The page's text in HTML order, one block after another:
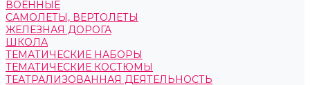
ВОЕННЫЕ
САМОЛЕТЫ, ВЕРТОЛЕТЫ
ЖЕЛЕЗНАЯ ДОРОГА
ШКОЛА
ТЕМАТИЧЕСКИЕ НАБОРЫ
ТЕМАТИЧЕСКИЕ КОСТЮМЫ
ТЕАТРАЛИЗОВАННАЯ ДЕЯТЕЛЬНОСТЬ